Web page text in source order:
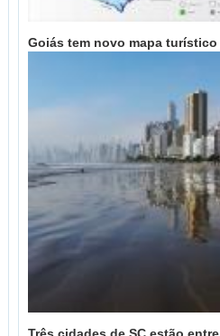
Goiás tem novo mapa turístico